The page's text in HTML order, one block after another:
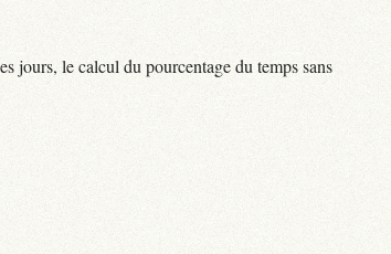
jours, le calcul du pourcentage du temps sans